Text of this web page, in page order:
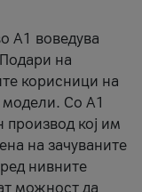
А1 воведува
на
корисници на
Со A1
производ кој им
на зачуваните
нивните
можност да